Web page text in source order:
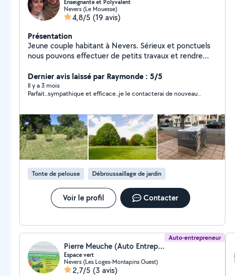
Enseignante et Polyvalent
Nevers (Le Mouesse)
4,8/5 (19 avis)
Présentation
Jeune couple habitant à Nevers. Sérieux et ponctuels
nous pouvons effectuer de petits travaux et rendre
Dernier avis laissé par Raymonde : 5/5
Il y a 3 mois
Parfait..sympathique et efficace..je le contacterai de nouveau..
Tonte de pelouse Débroussaillage de jardin
Voir le profil Contacter
Auto-entrepreneur
Pierre Meuche (Auto Entrepreneur)
Espace vert
Nevers (Les Loges-Montapins Ouest)
2,7/5 (3 avis)